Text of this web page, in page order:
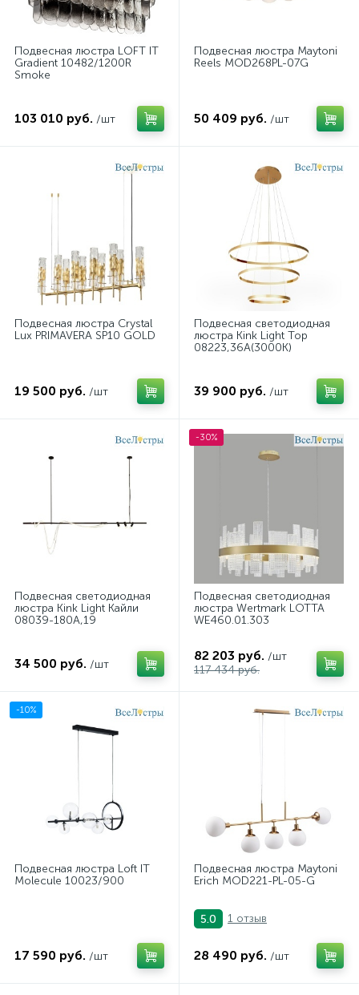
Подвесная люстра LOFT IT
Gradient 10482/1200R
Smoke
103 010 руб. /шт
Подвесная люстра Maytoni
Reels MOD268PL-07G
50 409 руб. /шт
Подвесная люстра Crystal
Lux PRIMAVERA SP10 GOLD
19 500 руб. /шт
Подвесная светодиодная
люстра Kink Light Тор
08223,36A(3000K)
39 900 руб. /шт
Подвесная светодиодная
люстра Kink Light Кайли
08039-180A,19
34 500 руб. /шт
-30%
Подвесная светодиодная
люстра Wertmark LOTTA
WE460.01.303
82 203 руб. /шт
117 434 руб.
-10%
Подвесная люстра Loft IT
Molecule 10023/900
17 590 руб. /шт
Подвесная люстра Maytoni
Erich MOD221-PL-05-G
5.0 1 отзыв
28 490 руб. /шт